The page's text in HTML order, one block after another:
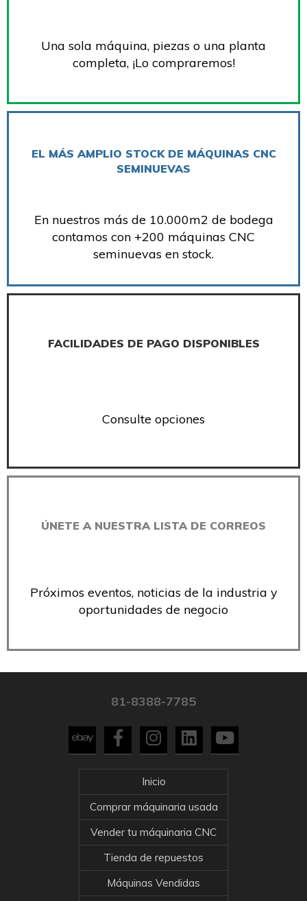
Una sola máquina, piezas o una planta
completa, ¡Lo compraremos!
EL MÁS AMPLIO STOCK DE MÁQUINAS CNC
SEMINUEVAS
En nuestros más de 10.000m2 de bodega
contamos con +200 máquinas CNC
seminuevas en stock.
FACILIDADES DE PAGO DISPONIBLES
Consulte opciones
ÚNETE A NUESTRA LISTA DE CORREOS
Próximos eventos, noticias de la industria y
oportunidades de negocio
81-8388-7785
Inicio
Comprar máquinaria usada
Vender tu máquinaria CNC
Tienda de repuestos
Máquinas Vendidas